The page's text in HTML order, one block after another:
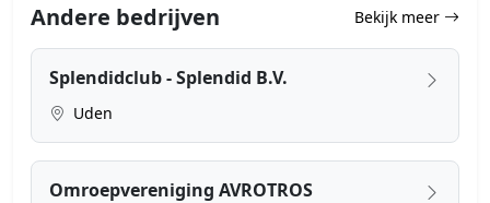
Andere bedrijven Bekijk meer
Splendidclub - Splendid B.V.
Uden
Omroepvereniging AVROTROS